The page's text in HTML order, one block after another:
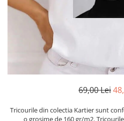
Tricouri Lips
Tricouri Love
Tricouri Mom
Tricouri Moon
Tricouri Paris
Tricouri Petrecerea Burlacitelor
Tricouri Pisici
Tricouri Retro
Tricouri Japoneze
Tricouri Samurai
Tricouri Skull
Tricouri Sport
Tricouri Tattoo
Tricouri Oversize
69,00 Lei
Tricourile din colectia Kartier sunt
o grosime de 160 gr/m2.